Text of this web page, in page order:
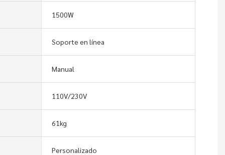
1500W
Soporte en línea
Manual
110V/230V
61kg
Personalizado